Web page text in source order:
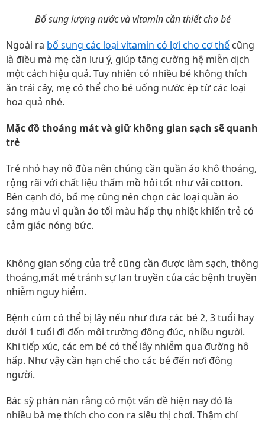
Bổ sung lượng nước và vitamin cần thiết cho bé
Ngoài ra bổ sung các loại vitamin có lợi cho cơ thể cũng
là điều mà mẹ cần lưu ý, giúp tăng cường hệ miễn dịch
một cách hiệu quả. Tuy nhiên có nhiều bé không thích
ăn trái cây, mẹ có thể cho bé uống nước ép từ các loại
hoa quả nhé.
Mặc đồ thoáng mát và giữ không gian sạch sẽ quanh
trẻ
Trẻ nhỏ hay nô đùa nên chúng cần quần áo khô thoáng,
rộng rãi với chất liệu thấm mồ hôi tốt như vải cotton.
Bên cạnh đó, bố mẹ cũng nên chọn các loại quần áo
sáng màu vì quần áo tối màu hấp thụ nhiệt khiến trẻ có
cảm giác nóng bức.
Không gian sống của trẻ cũng cần được làm sạch, thông
thoáng,mát mẻ tránh sự lan truyền của các bệnh truyền
nhiễm nguy hiểm.
Bệnh cúm có thể bị lây nếu như đưa các bé 2, 3 tuổi hay
dưới 1 tuổi đi đến môi trường đông đúc, nhiều người.
Khi tiếp xúc, các em bé có thể lây nhiễm qua đường hô
hấp. Như vậy cần hạn chế cho các bé đến nơi đông
người.
Bác sỹ phàn nàn rằng có một vấn đề hiện nay đó là
nhiều bà mẹ thích cho con ra siêu thị chơi. Thậm chí